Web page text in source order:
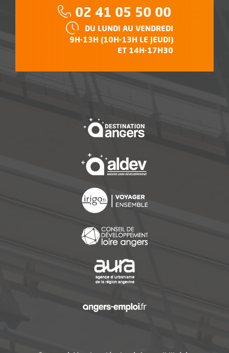
Téléphone :
02 41 05 50 00
HORAIRES :
DU LUNDI AU VENDREDI
9H-13H (10H-13H LE JEUDI)
ET 14H-17H30